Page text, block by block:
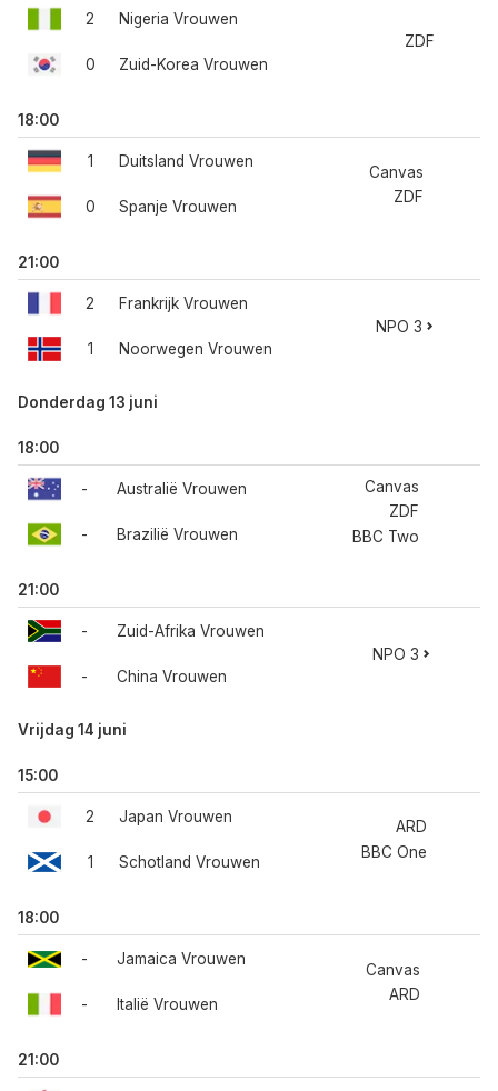
2
0
Nigeria Vrouwen
Zuid-Korea Vrouwen
ZDF
18:00
1
0
Duitsland Vrouwen
Spanje Vrouwen
Canvas
ZDF
21:00
2
1
Frankrijk Vrouwen
Noorwegen Vrouwen
NPO 3
Donderdag 13 juni
18:00
-
-
Australië Vrouwen
Brazilië Vrouwen
Canvas
ZDF
BBC Two
21:00
-
-
Zuid-Afrika Vrouwen
China Vrouwen
NPO 3
Vrijdag 14 juni
15:00
2
1
Japan Vrouwen
Schotland Vrouwen
ARD
BBC One
18:00
-
-
Jamaica Vrouwen
Italië Vrouwen
Canvas
ARD
21:00